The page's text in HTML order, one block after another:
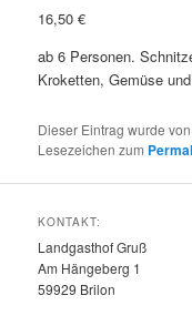
16,50 €
ab 6 Personen.
Kroketten, Gemüse
Dieser Eintrag wurde
Lesezeichen zum
KONTAKT:
Landgasthof Gruß
Am Hängeberg 1
59929 Brilon